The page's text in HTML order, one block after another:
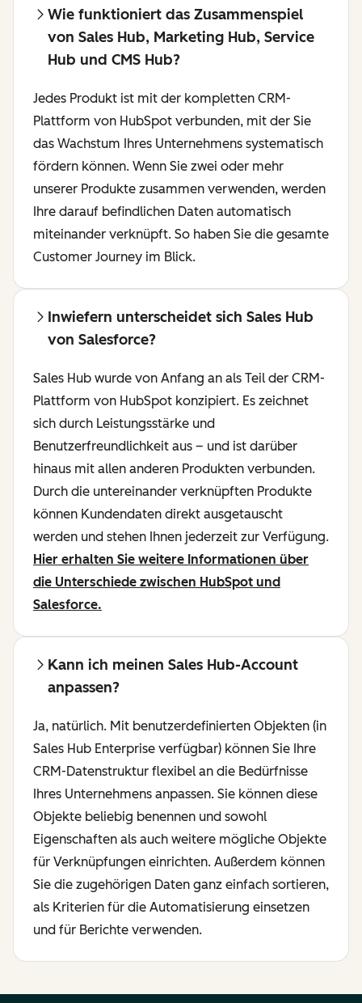
Wie funktioniert das Zusammenspiel
von Sales Hub, Marketing Hub, Service
Hub und CMS Hub?
Jedes Produkt ist mit der kompletten CRM-
Plattform von HubSpot verbunden, mit der Sie
das Wachstum Ihres Unternehmens systematisch
fördern können. Wenn Sie zwei oder mehr
unserer Produkte zusammen verwenden, werden
Ihre darauf befindlichen Daten automatisch
miteinander verknüpft. So haben Sie die gesamte
Customer Journey im Blick.
Inwiefern unterscheidet sich Sales Hub
von Salesforce?
Sales Hub wurde von Anfang an als Teil der CRM-
Plattform von HubSpot konzipiert. Es zeichnet
sich durch Leistungsstärke und
Benutzerfreundlichkeit aus – und ist darüber
hinaus mit allen anderen Produkten verbunden.
Durch die untereinander verknüpften Produkte
können Kundendaten direkt ausgetauscht
werden und stehen Ihnen jederzeit zur Verfügung.
Hier erhalten Sie weitere Informationen über
die Unterschiede zwischen HubSpot und
Salesforce.
Kann ich meinen Sales Hub-Account
anpassen?
Ja, natürlich. Mit benutzerdefinierten Objekten (in
Sales Hub Enterprise verfügbar) können Sie Ihre
CRM-Datenstruktur flexibel an die Bedürfnisse
Ihres Unternehmens anpassen. Sie können diese
Objekte beliebig benennen und sowohl
Eigenschaften als auch weitere mögliche Objekte
für Verknüpfungen einrichten. Außerdem können
Sie die zugehörigen Daten ganz einfach sortieren,
als Kriterien für die Automatisierung einsetzen
und für Berichte verwenden.